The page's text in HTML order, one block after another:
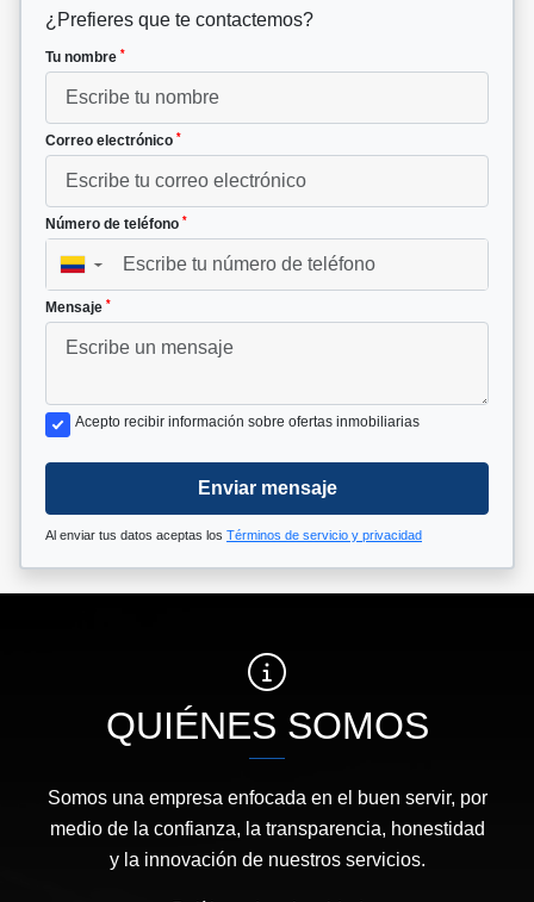
¿Prefieres que te contactemos?
Tu nombre *
Correo electrónico *
Número de teléfono *
▼
Mensaje *
Acepto recibir información sobre ofertas inmobiliarias
Enviar mensaje
Al enviar tus datos aceptas los Términos de servicio y privacidad
QUIÉNES SOMOS
Somos una empresa enfocada en el buen servir, por
medio de la confianza, la transparencia, honestidad
y la innovación de nuestros servicios.